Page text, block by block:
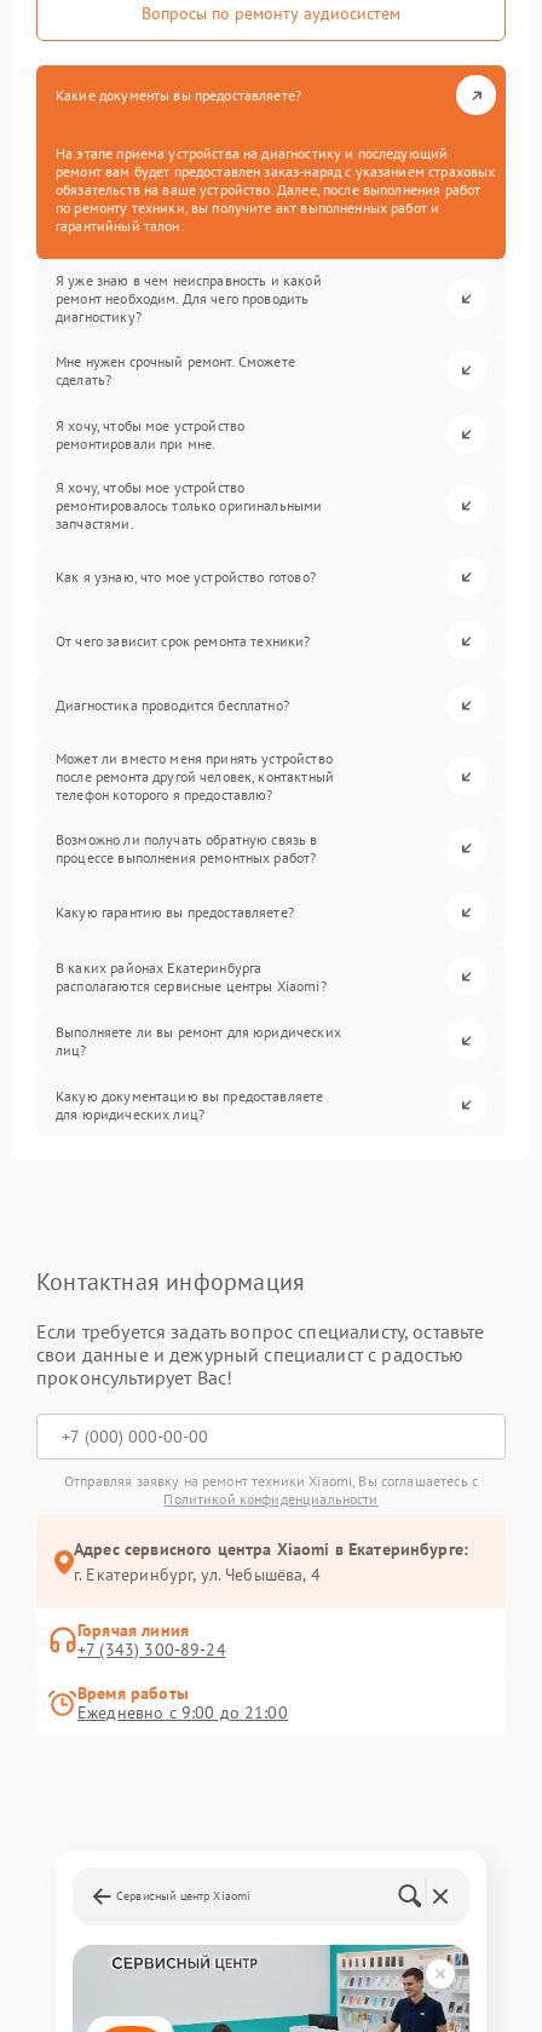
Вопросы по ремонту аудиосистем
Какие документы вы предоставляете?
На этапе приема устройства на диагностику и последующий
ремонт вам будет предоставлен заказ-наряд с указанием страховых
обязательств на ваше устройство. Далее, после выполнения работ
по ремонту техники, вы получите акт выполненных работ и
гарантийный талон.
Я уже знаю в чем неисправность и какой
ремонт необходим. Для чего проводить
диагностику?
Мне нужен срочный ремонт. Сможете
сделать?
Я хочу, чтобы мое устройство
ремонтировали при мне.
Я хочу, чтобы мое устройство
ремонтировалось только оригинальными
запчастями.
Как я узнаю, что мое устройство готово?
От чего зависит срок ремонта техники?
Диагностика проводится бесплатно?
Может ли вместо меня принять устройство
после ремонта другой человек, контактный
телефон которого я предоставлю?
Возможно ли получать обратную связь в
процессе выполнения ремонтных работ?
Какую гарантию вы предоставляете?
В каких районах Екатеринбурга
располагаются сервисные центры Xiaomi?
Выполняете ли вы ремонт для юридических
лиц?
Какую документацию вы предоставляете
для юридических лиц?
Контактная информация
Если требуется задать вопрос специалисту, оставьте
свои данные и дежурный специалист с радостью
проконсультирует Вас!
Отправляя заявку на ремонт техники Xiaomi, Вы соглашаетесь с
Политикой конфиденциальности
Адрес сервисного центра Xiaomi в Екатеринбурге:
г. Екатеринбург, ул. Чебышёва, 4
Горячая линия
+7 (343) 300-89-24
Время работы
Ежедневно с 9:00 до 21:00
Сервисный центр Xiaomi